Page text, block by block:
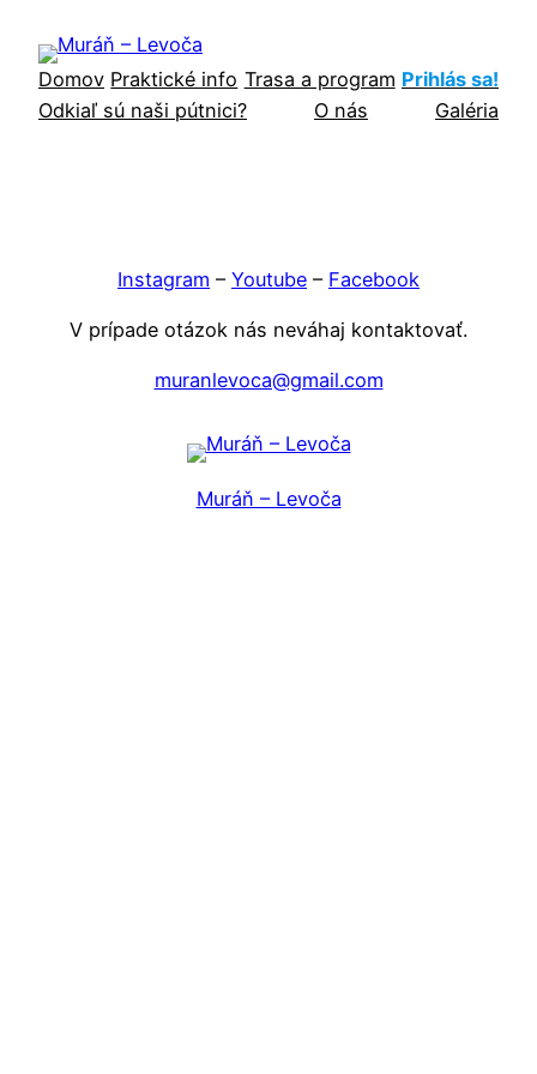
obsah
Domov Praktické info Trasa a program Prihlás sa!
Odkiaľ sú naši pútnici?
O nás Galéria
Instagram – Youtube – Facebook
V prípade otázok nás neváhaj kontaktovať.
muranlevoca@gmail.com
Muráň – Levoča